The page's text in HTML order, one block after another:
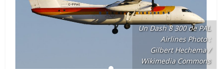
Un Dash 8 300 de PAL
Airlines Photo :
Gilbert Hechema /
Wikimedia Commons